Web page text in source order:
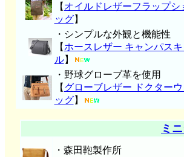
【 オイルドレザーフラップシ
ッグ】
・シンプルな外観と機能性
【 ホースレザー キャンパス
ル】
・野球グローブ革を使用
【 グローブレザー ドクター
ッグ】
ミ
・森田鞄製作所